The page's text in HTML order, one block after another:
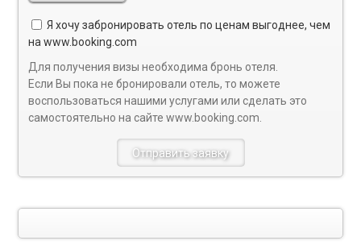
Я хочу забронировать отель по ценам выгоднее, чем
наwww.booking.com
Для получения визы необходима бронь отеля.
Если Вы пока не бронировали отель, то можете
воспользоваться нашими услугами или сделать это
самостоятельно на сайтеwww.booking.com